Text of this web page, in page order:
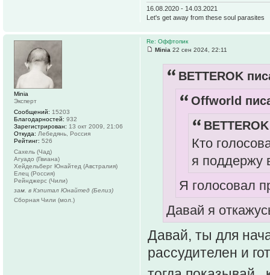
16.08.2020 - 14.03.2021
Let's get away from these soul parasites
Re: Оффтопик
Minia 22 сен 2024, 22:11
BETTEROK
Offworld
Кто
я поддержу
Я голосовал
Давай я
Давай, ты для
рассудителен и
Minia
Эксперт
Сообщений: 15203
Благодарностей: 932
Зарегистрирован: 13 окт 2009, 21:06
Откуда: Лебедянь, Россия
Рейтинг: 526
Сахель (Чад)
Агуадо (Гвиана)
Хейдельберг Юнайтед (Австралия)
Елец (Россия)
Рейнджерс (Чили)
зам. в Кэпитал Юнайтед (Белиз)
Сборная Чили (мол.)